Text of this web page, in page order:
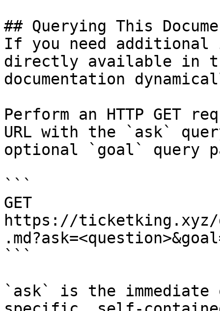
## Querying This
If you need
directly available in
documentation
Perform an HTTP GET
URL with the `ask`
optional `goal` query
```
GET
https://ticketking.xyz/
```
`ask` is the